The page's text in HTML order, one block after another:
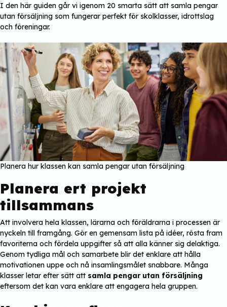
I den här guiden går vi igenom 20 smarta sätt att samla pengar
utan försäljning som fungerar perfekt för skolklasser, idrottslag
och föreningar.
Planera hur klassen kan samla pengar utan försäljning
Planera ert projekt
tillsammans
Att involvera hela klassen, lärarna och föräldrarna i processen är
nyckeln till framgång. Gör en gemensam lista på idéer, rösta fram
favoriterna och fördela uppgifter så att alla känner sig delaktiga.
Genom tydliga mål och samarbete blir det enklare att hålla
motivationen uppe och nå insamlingsmålet snabbare. Många
klasser letar efter sätt att samla pengar utan försäljning
eftersom det kan vara enklare att engagera hela gruppen.